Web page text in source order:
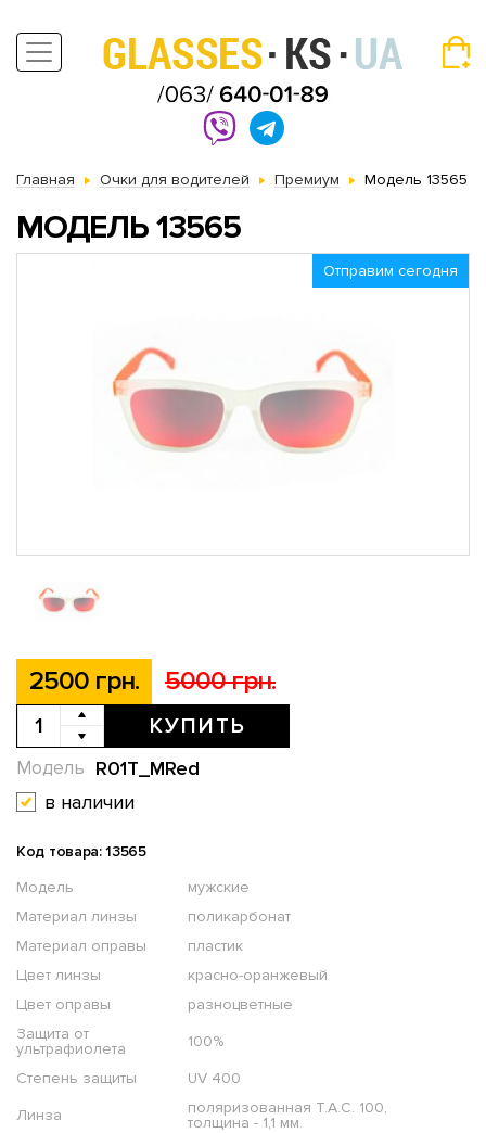
Главная Очки для водителей Премиум Модель 13565
МОДЕЛЬ 13565
Отправим сегодня
2500 грн. 5000 грн.
КУПИТЬ
R01T_MRed
Модель
в наличии
Код товара: 13565
Модель
мужские
Материал линзы
поликарбонат
Материал оправы
пластик
Цвет линзы
красно-оранжевый
Цвет оправы
разноцветные
Защита от
ультрафиолета
100%
Степень защиты
UV 400
Линза
поляризованная T.A.C. 100,
толщина - 1,1 мм.